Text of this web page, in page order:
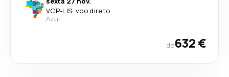
VCP-LIS· voo direto
Azul
de632 €